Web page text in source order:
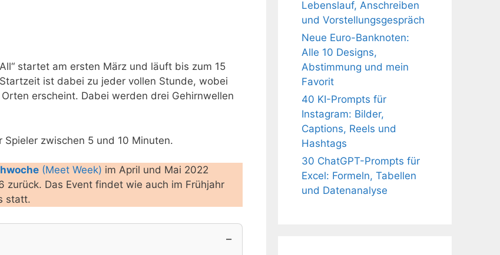
startet am ersten März und läuft bis zum 15
ist dabei zu jeder vollen Stunde, wobei
erscheint. Dabei werden drei Gehirnwellen
zwischen 5 und 10 Minuten.
(Meet Week) im April und Mai 2022
zurück. Das Event findet wie auch im Frühjahr
statt.
Lebenslauf, Anschreiben
und Vorstellungsgespräch
Neue Euro-Banknoten:
Alle 10 Designs,
Abstimmung und mein
Favorit
40 KI-Prompts für
Instagram: Bilder,
Captions, Reels und
Hashtags
30 ChatGPT-Prompts für
Excel: Formeln, Tabellen
und Datenanalyse